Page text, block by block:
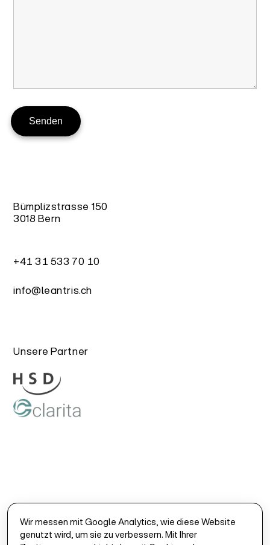
Bümplizstrasse 150
3018 Bern
+41 31 533 70 10
info@leantris.ch
Unsere Partner
© 2025 Leantris. Alle Rechte vorbehalten.
Wir messen mit Google Analytics, wie diese Website
genutzt wird, um sie zu verbessern. Mit Ihrer